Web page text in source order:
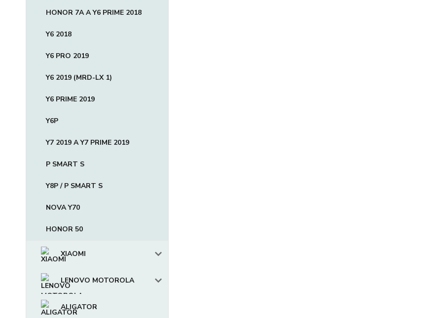
HONOR 7A A Y6 PRIME 2018
Y6 2018
Y6 PRO 2019
Y6 2019 (MRD-LX 1)
Y6 PRIME 2019
Y6P
Y7 2019 A Y7 PRIME 2019
P SMART S
Y8P / P SMART S
NOVA Y70
HONOR 50
XIAOMI
LENOVO MOTOROLA
ALIGATOR